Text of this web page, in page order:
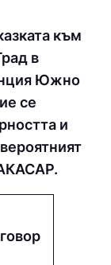
към
в
Южно
се
и